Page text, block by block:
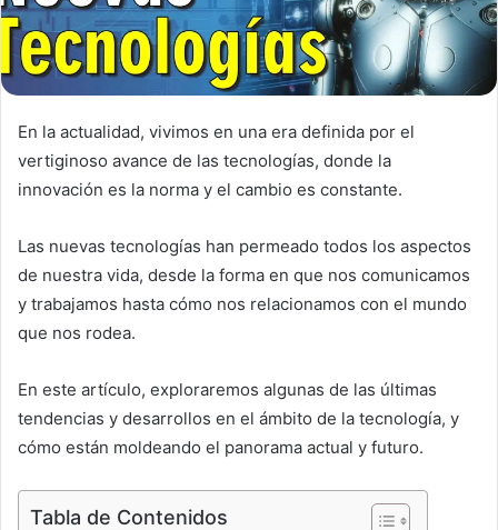
En la actualidad, vivimos en una era definida por el
vertiginoso avance de las tecnologías, donde la
innovación es la norma y el cambio es constante.
Las nuevas tecnologías han permeado todos los aspectos
de nuestra vida, desde la forma en que nos comunicamos
y trabajamos hasta cómo nos relacionamos con el mundo
que nos rodea.
En este artículo, exploraremos algunas de las últimas
tendencias y desarrollos en el ámbito de la tecnología, y
cómo están moldeando el panorama actual y futuro.
Tabla de Contenidos